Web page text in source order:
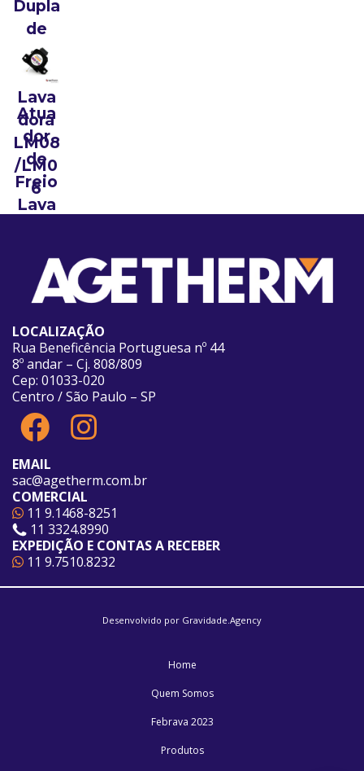
Dupla
de
Água
para
Lava
dora
LM08
/LM0
6
Atua
dor
de
Freio
Lava
LOCALIZAÇÃO
Rua Beneficência Portuguesa nº 44
8º andar – Cj. 808/809
Cep: 01033-020
Centro / São Paulo – SP
EMAIL
sac@agetherm.com.br
COMERCIAL
11 9.1468-8251
11 3324.8990
EXPEDIÇÃO E CONTAS A RECEBER
11 9.7510.8232
Desenvolvido por Gravidade.Agency
Home
Quem Somos
Febrava 2023
Produtos